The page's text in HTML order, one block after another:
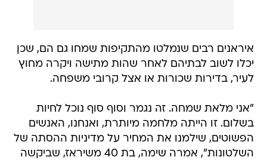
איראנים רבים שנמלטו מהתקיפות שמחו גם הם, שכן
יכלו לשוב לבתיהם לאחר שהות מתישה ויקרה מחוץ
לעיר, בדירות שכורות או אצל קרובי משפחה.
"אני מלאת שמחה. זה נגמר וסוף סוף נוכל לחיות
בשלום. זו הייתה מלחמה מיותרת, ואנחנו, האנשים
הפשוטים, שילמנו את המחיר על מדיניות ההסתה של
השלטונות", אמרה שימה, בת 40 משיראז, שביקשה